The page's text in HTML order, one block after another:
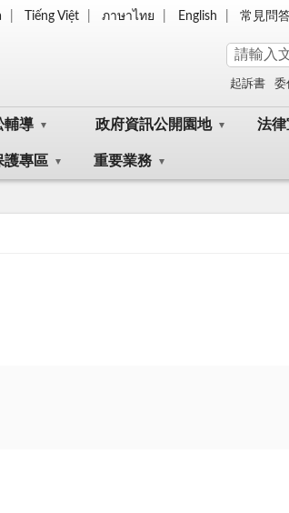
Tiếng Việt ภาษาไทย English 常見問答
起訴書 委
輔導 政府資訊公開園地 法律
護專區 重要業務